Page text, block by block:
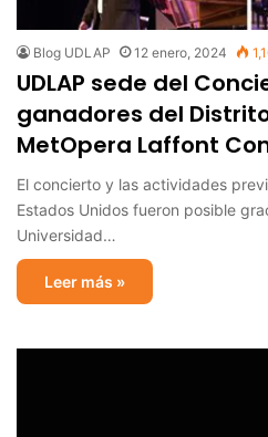
Blog UDLAP 12 enero, 2024
UDLAP sede del
ganadores del
MetOpera Laffont
El concierto y las actividades
Estados Unidos fueron posible
Universidad…
Leer más »